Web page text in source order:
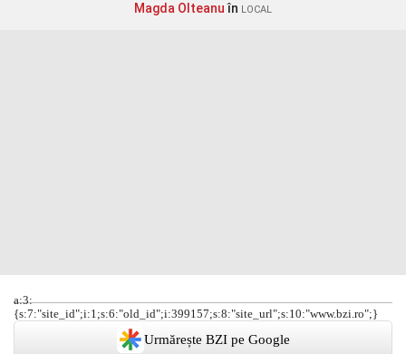
Magda Olteanuîn LOCAL
a:3:
{s:7:"site_id";i:1;s:6:"old_id";i:399157;s:8:"site_url";s:10:"www.bzi.ro";}
Urmărește BZI pe Google